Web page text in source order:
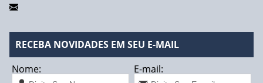
Fio Catgut Simples
Fio Acido Poliglicólico
RECEBA NOVIDADES EM SEU E-MAIL
Nome:
E-mail: